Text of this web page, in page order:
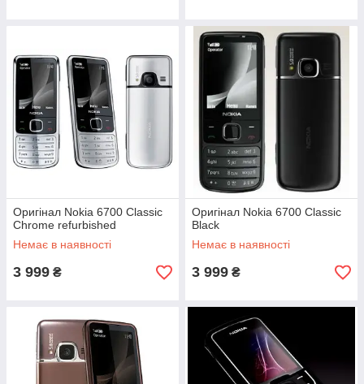
Оригінал Nokia 6700 Classic
Chrome refurbished
Немає в наявності
3 999 ₴
Оригінал Nokia 6700 Classic
Black
Немає в наявності
3 999 ₴